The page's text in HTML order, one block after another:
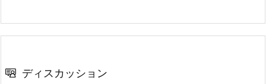
ディスカッション